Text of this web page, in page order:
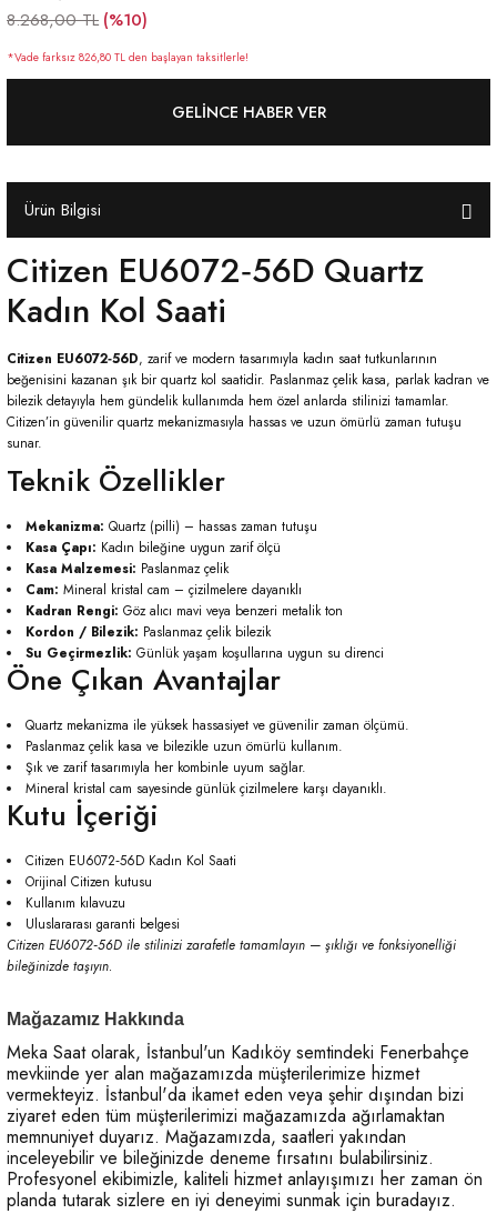
8.268,00 TL (%10)
*Vade farksız 826,80 TL den başlayan taksitlerle!
GELINCE HABER VER
Ürün Bilgisi
Citizen EU6072‑56D Quartz
Kadın Kol Saati
Citizen EU6072‑56D, zarif ve modern tasarımıyla kadın saat tutkunlarının
beğenisini kazanan şık bir quartz kol saatidir. Paslanmaz çelik kasa, parlak kadran ve
bilezik detayıyla hem gündelik kullanımda hem özel anlarda stilinizi tamamlar.
Citizen’in güvenilir quartz mekanizmasıyla hassas ve uzun ömürlü zaman tutuşu
sunar.
Teknik Özellikler
Mekanizma: Quartz (pilli) – hassas zaman tutuşu
Kasa Çapı: Kadın bileğine uygun zarif ölçü
Kasa Malzemesi: Paslanmaz çelik
Cam: Mineral kristal cam – çizilmelere dayanıklı
Kadran Rengi: Göz alıcı mavi veya benzeri metalik ton
Kordon / Bilezik: Paslanmaz çelik bilezik
Su Geçirmezlik: Günlük yaşam koşullarına uygun su direnci
Öne Çıkan Avantajlar
Quartz mekanizma ile yüksek hassasiyet ve güvenilir zaman ölçümü.
Paslanmaz çelik kasa ve bilezikle uzun ömürlü kullanım.
Şık ve zarif tasarımıyla her kombinle uyum sağlar.
Mineral kristal cam sayesinde günlük çizilmelere karşı dayanıklı.
Kutu İçeriği
Citizen EU6072‑56D Kadın Kol Saati
Orijinal Citizen kutusu
Kullanım kılavuzu
Uluslararası garanti belgesi
Citizen EU6072‑56D ile stilinizi zarafetle tamamlayın — şıklığı ve fonksiyonelliği
bileğinizde taşıyın.
Mağazamız Hakkında
Meka Saat olarak, İstanbul'un Kadıköy semtindeki Fenerbahçe
mevkiinde yer alan mağazamızda müşterilerimize hizmet
vermekteyiz. İstanbul'da ikamet eden veya şehir dışından bizi
ziyaret eden tüm müşterilerimizi mağazamızda ağırlamaktan
memnuniyet duyarız. Mağazamızda, saatleri yakından
inceleyebilir ve bileğinizde deneme fırsatını bulabilirsiniz.
Profesyonel ekibimizle, kaliteli hizmet anlayışımızı her zaman ön
planda tutarak sizlere en iyi deneyimi sunmak için buradayız.